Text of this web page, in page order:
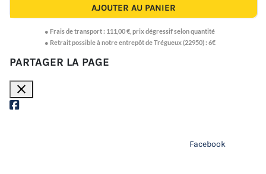
AJOUTER AU PANIER
● Frais de transport : 111,00 € prix dégressif selon quantité
● Retrait possible à notre entrepôt de Trégueux (22950) : 6€
PARTAGER LA PAGE
close
Facebook